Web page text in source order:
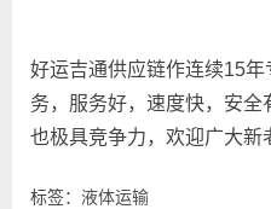
好运吉通供应链作连续15
务，服务好，速度快，安全
也极具竞争力，欢迎广大新
标签： 液体运输